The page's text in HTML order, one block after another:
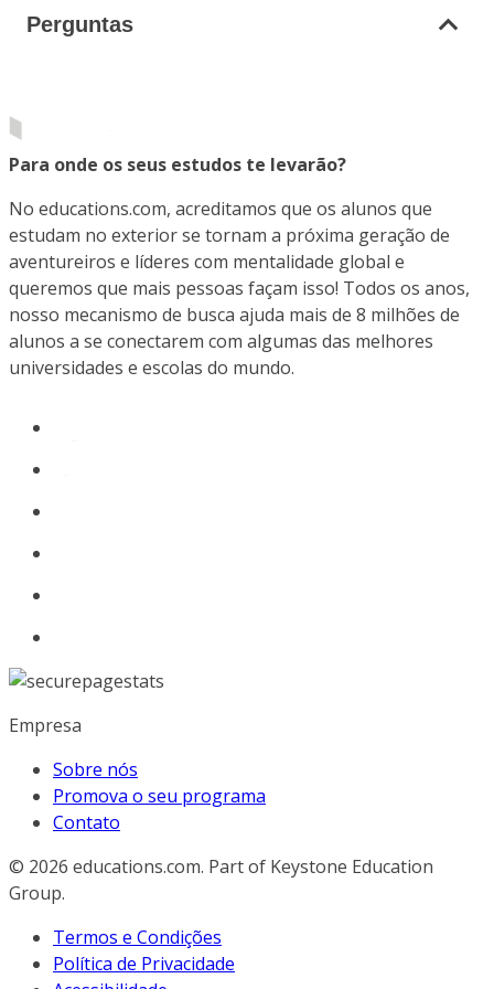
Perguntas
Para onde os seus estudos te levarão?
No educations.com, acreditamos que os alunos que
estudam no exterior se tornam a próxima geração de
aventureiros e líderes com mentalidade global e
queremos que mais pessoas façam isso! Todos os anos,
nosso mecanismo de busca ajuda mais de 8 milhões de
alunos a se conectarem com algumas das melhores
universidades e escolas do mundo.
Empresa
Sobre nós
Promova o seu programa
Contato
© 2026 educations.com. Part of Keystone Education
Group.
Termos e Condições
Política de Privacidade